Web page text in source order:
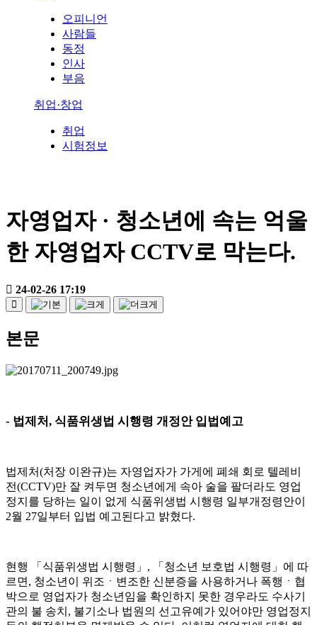
오피니언
사람들
동정
인사
부음
취업·창업
취업
시험정보
자영업자 · 청소년에 속는 억울
한 자영업자 CCTV로 막는다.
24-02-26 17:19
본문
- 법제처, 식품위생법 시행령 개정안 입법예고
법제처(처장 이완규)는 자영업자가 가게에 폐쇄 회로 텔레비
전(CCTV)만 잘 켜두면 청소년에게 속아 술을 팔더라도 영업
정지를 당하는 일이 없게 식품위생법 시행령 일부개정령안이
2월 27일부터 입법 예고된다고 밝혔다.
현행 「 식품위생법 시행령 」 , 「 청소년 보호법 시행령 」 에 따
르면 , 청소년이 위조 ㆍ 변조한 신분증을 사용하거나 폭행 ㆍ 협
박으로 영업자가 청소년임을 확인하지 못한 경우라도 수사기
관의 불 송치 , 불기소나 법원의 선고유예가 있어야만 영업정지